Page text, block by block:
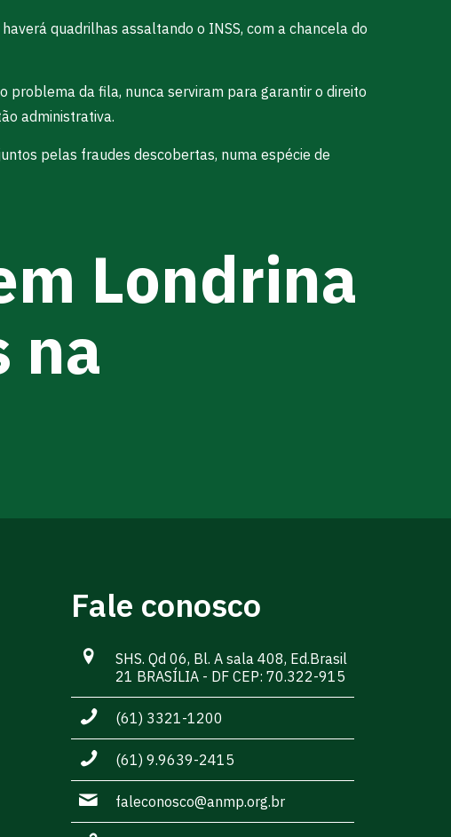
quadrilhas assaltando o INSS, com a chancela do
problema da fila, nunca serviram para garantir o direito
administrativa.
pelas fraudes descobertas, numa espécie de
Londrina
na
Fale conosco
SHS. Qd 06, Bl. A sala 408, Ed.Brasil
21 BRASÍLIA - DF CEP: 70.322-915
(61) 3321-1200
(61) 9.9639-2415
faleconosco@anmp.org.br